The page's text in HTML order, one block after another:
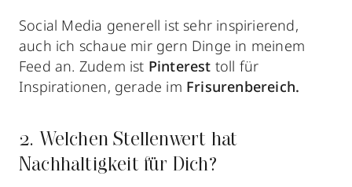
Social Media generell ist sehr inspirierend,
auch ich schaue mir gern Dinge in meinem
Feed an. Zudem ist Pinterest toll für
Inspirationen, gerade im Frisurenbereich.
2. Welchen Stellenwert hat
Nachhaltigkeit für Dich?